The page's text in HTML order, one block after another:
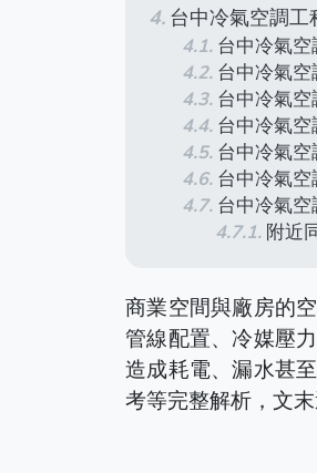
台中冷氣空調工
台中冷氣
台中冷氣
台中冷氣
台中冷氣
台中冷氣
台中冷氣
台中冷氣
附近
商業空間與廠房的
管線配置、冷媒壓
造成耗電、漏水甚
考等完整解析，文